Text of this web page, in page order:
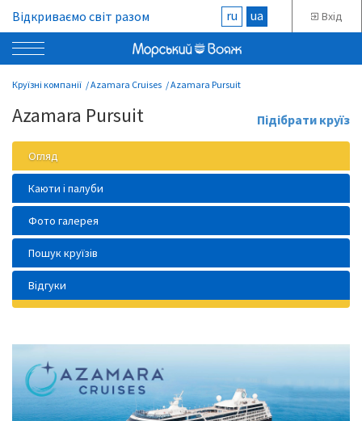
Відкриваємо світ разом ru ua Вхід
Круїзні компанії Azamara Cruises Azamara Pursuit
Azamara Pursuit Підібрати круїз
Огляд
Каюти і палуби
Фото галерея
Пошук круїзів
Відгуки